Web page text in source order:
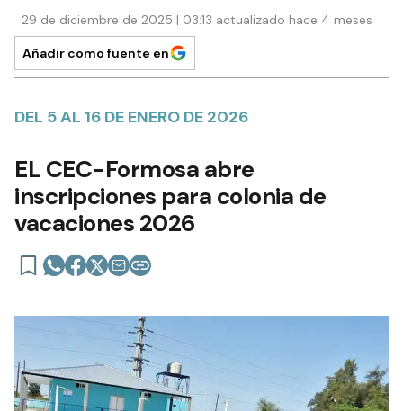
29 de diciembre de 2025 | 03:13 actualizado hace 4 meses
Añadir como fuente en
DEL 5 AL 16 DE ENERO DE 2026
EL CEC-Formosa abre
inscripciones para colonia de
vacaciones 2026